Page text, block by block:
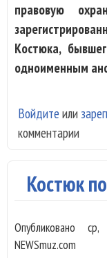
правовую
Костюка,
одноименным
Войдите или
комментарии
Костюк
Опубликовано
NEWSmuz.com